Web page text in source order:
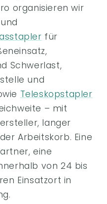
organisieren wir
für
Schwerlast,
und
Teleskopstapler
– mit
langer
Arbeitskorb. Eine
eine
von 24 bis
Einsatzort in